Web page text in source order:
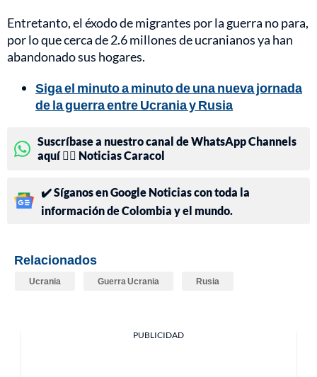
Entretanto, el éxodo de migrantes por la guerra no para,
por lo que cerca de 2.6 millones de ucranianos ya han
abandonado sus hogares.
Siga el minuto a minuto de una nueva jornada
de la guerra entre Ucrania y Rusia
Suscríbase a nuestro canal de WhatsApp Channels
aquí 👉🏻 Noticias Caracol
✔️ Síganos en Google Noticias con toda la
información de Colombia y el mundo.
Relacionados
Ucrania Guerra Ucrania Rusia
PUBLICIDAD